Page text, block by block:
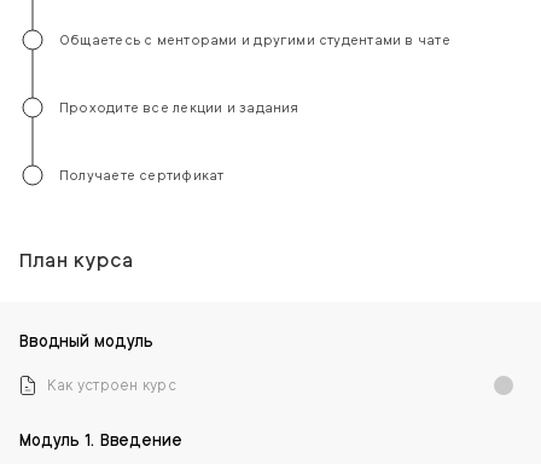
Общаетесь с менторами и другими студентами в чате
Проходите все лекции и задания
Получаете сертификат
План курса
Вводный модуль
Как устроен курс
Модуль 1. Введение